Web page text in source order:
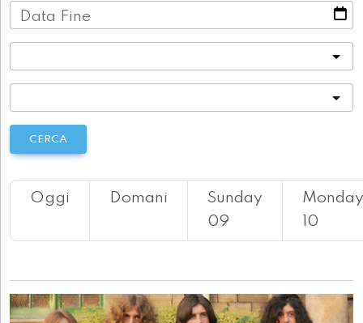
Data Fine
CERCA
Oggi Domani
Sunday
09
Monday
10